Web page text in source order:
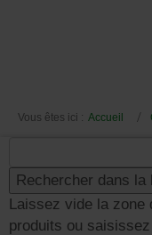
Vous êtes ici : Accueil
Laissez vide la zone
produits ou